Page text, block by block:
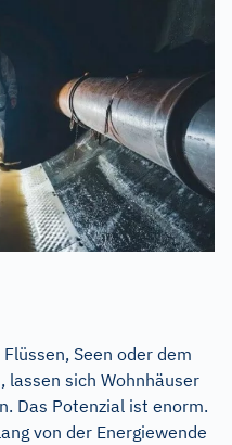
Seen oder dem
lassen sich Wohnhäuser
Das Potenzial ist enorm.
von der Energiewende